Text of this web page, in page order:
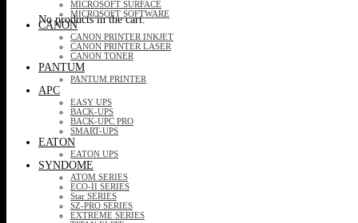
No products in the cart.
MICROSOFT SURFACE
MICROSOFT SOFTWARE
CANON
CANON PRINTER INKJET
CANON PRINTER LASER
CANON TONER
PANTUM
PANTUM PRINTER
APC
EASY UPS
BACK-UPS
BACK-UPC PRO
SMART-UPS
EATON
EATON UPS
SYNDOME
ATOM SERIES
ECO-II SERIES
Star SERIES
SZ-PRO SERIES
EXTREME SERIES